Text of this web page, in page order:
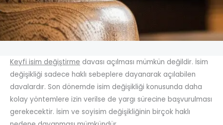
Keyfi isim değiştirme davası açılması mümkün değildir. İsim
değişikliği sadece haklı sebeplere dayanarak açılabilen
davalardır. Son dönemde isim değişikliği konusunda daha
kolay yöntemlere izin verilse de yargı sürecine başvurulması
gerekecektir. İsim ve soyisim değişikliğinin birçok haklı